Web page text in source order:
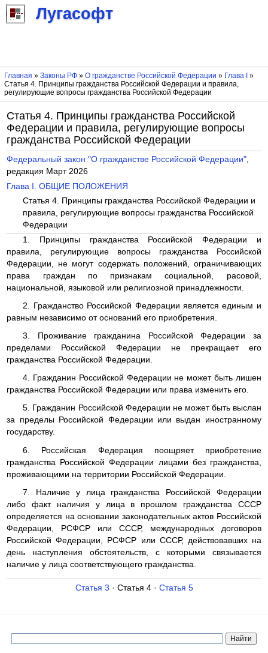
Лугасофт
Главная » Законы РФ» О гражданстве Российской Федерации » Глава I
»
Статья 4. Принципы гражданства Российской Федерации и правила,
регулирующие вопросы гражданства Российской Федерации
Статья 4. Принципы гражданства Российской
Федерации и правила, регулирующие вопросы
гражданства Российской Федерации
Федеральный закон "О гражданстве Российской Федерации",
редакция Март 2026
Глава I. ОБЩИЕ ПОЛОЖЕНИЯ
Статья 4. Принципы гражданства Российской Федерации и
правила, регулирующие вопросы гражданства Российской
Федерации
1. Принципы гражданства Российской Федерации и
правила, регулирующие вопросы гражданства Российской
Федерации, не могут содержать положений, ограничивающих
права граждан по признакам социальной, расовой,
национальной, языковой или религиозной принадлежности.
2. Гражданство Российской Федерации является единым и
равным независимо от оснований его приобретения.
3. Проживание гражданина Российской Федерации за
пределами Российской Федерации не прекращает его
гражданства Российской Федерации.
4. Гражданин Российской Федерации не может быть лишен
гражданства Российской Федерации или права изменить его.
5. Гражданин Российской Федерации не может быть выслан
за пределы Российской Федерации или выдан иностранному
государству.
6. Российская Федерация поощряет приобретение
гражданства Российской Федерации лицами без гражданства,
проживающими на территории Российской Федерации.
7. Наличие у лица гражданства Российской Федерации
либо факт наличия у лица в прошлом гражданства СССР
определяется на основании законодательных актов Российской
Федерации, РСФСР или СССР, международных договоров
Российской Федерации, РСФСР или СССР, действовавших на
день наступления обстоятельств, с которыми связывается
наличие у лица соответствующего гражданства.
Статья 3 · Статья 4 · Статья 5